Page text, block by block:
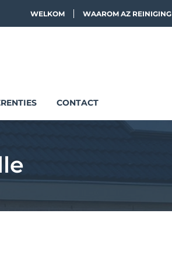
WELKOM WAAROM AZ REINIGING
CONTACT